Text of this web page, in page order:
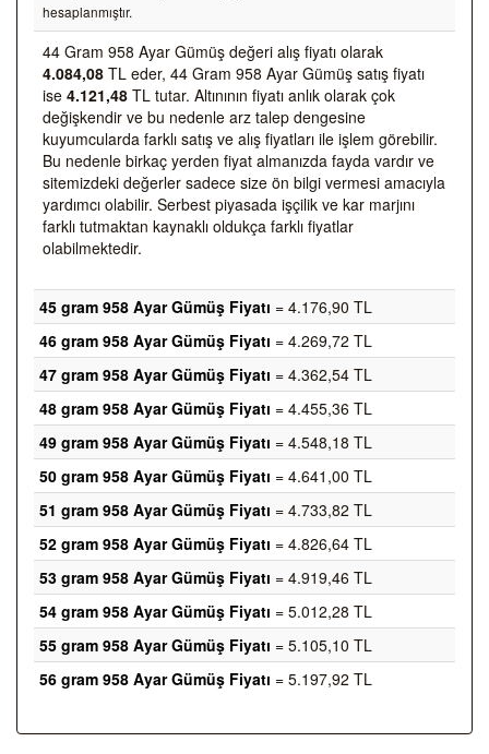
hesaplanmıştır.
44 Gram 958 Ayar Gümüş değeri alış fiyatı olarak
4.084,08 TL eder, 44 Gram 958 Ayar Gümüş satış fiyatı
ise 4.121,48 TL tutar. Altınının fiyatı anlık olarak çok
değişkendir ve bu nedenle arz talep dengesine
kuyumcularda farklı satış ve alış fiyatları ile işlem görebilir.
Bu nedenle birkaç yerden fiyat almanızda fayda vardır ve
sitemizdeki değerler sadece size ön bilgi vermesi amacıyla
yardımcı olabilir. Serbest piyasada işçilik ve kar marjını
farklı tutmaktan kaynaklı oldukça farklı fiyatlar
olabilmektedir.
45 gram 958 Ayar Gümüş Fiyatı = 4.176,90 TL
46 gram 958 Ayar Gümüş Fiyatı = 4.269,72 TL
47 gram 958 Ayar Gümüş Fiyatı = 4.362,54 TL
48 gram 958 Ayar Gümüş Fiyatı = 4.455,36 TL
49 gram 958 Ayar Gümüş Fiyatı = 4.548,18 TL
50 gram 958 Ayar Gümüş Fiyatı = 4.641,00 TL
51 gram 958 Ayar Gümüş Fiyatı = 4.733,82 TL
52 gram 958 Ayar Gümüş Fiyatı = 4.826,64 TL
53 gram 958 Ayar Gümüş Fiyatı = 4.919,46 TL
54 gram 958 Ayar Gümüş Fiyatı = 5.012,28 TL
55 gram 958 Ayar Gümüş Fiyatı = 5.105,10 TL
56 gram 958 Ayar Gümüş Fiyatı = 5.197,92 TL